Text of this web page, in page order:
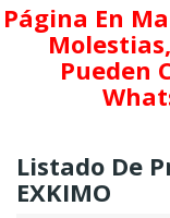
Página En
Pueden
Listado De
EXKIMO